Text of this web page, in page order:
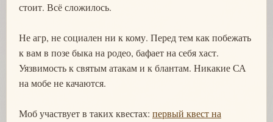
стоит. Всё сложилось.
Не агр, не социален ни к кому. Перед тем как побежать
к вам в позе быка на родео, бафает на себя хаст.
Уязвимость к святым атакам и к блантам. Никакие СА
на мобе не качаются.
Моб участвует в таких квестах: первый квест на